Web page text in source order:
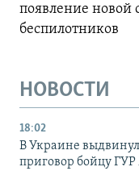
появление новой
беспилотников
НОВОСТИ
18:02
В Украине
приговор бойцу